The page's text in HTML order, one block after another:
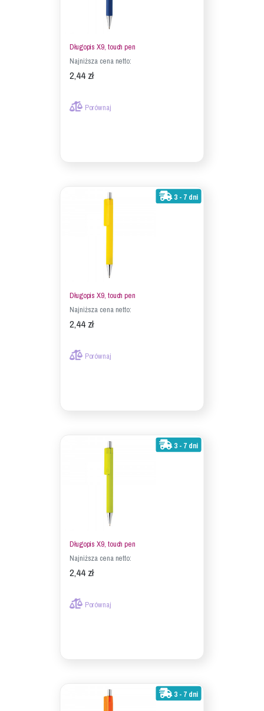
Długopis X9, touch pen
Najniższa cena netto:
2,44 zł
Porównaj
3 - 7 dni
Długopis X9, touch pen
Najniższa cena netto:
2,44 zł
Porównaj
3 - 7 dni
Długopis X9, touch pen
Najniższa cena netto:
2,44 zł
Porównaj
3 - 7 dni